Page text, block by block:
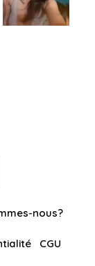
nous?
CGU